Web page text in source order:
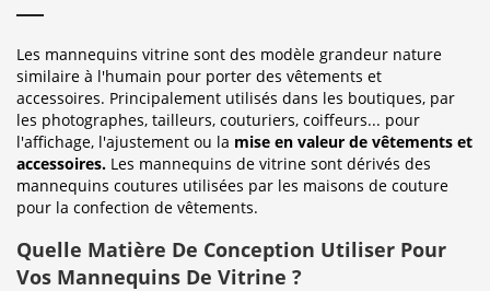
Les mannequins vitrine sont des modèle grandeur nature
similaire à l'humain pour porter des vêtements et
accessoires. Principalement utilisés dans les boutiques, par
les photographes, tailleurs, couturiers, coiffeurs... pour
l'affichage, l'ajustement ou la mise en valeur de vêtements et
accessoires. Les mannequins de vitrine sont dérivés des
mannequins coutures utilisées par les maisons de couture
pour la confection de vêtements.
Quelle Matière De Conception Utiliser Pour
Vos Mannequins De Vitrine ?